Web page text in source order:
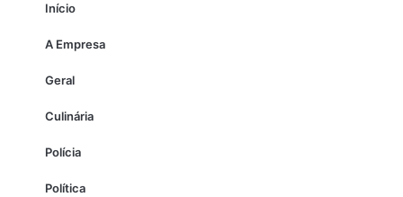
Início
A Empresa
Geral
Culinária
Polícia
Política